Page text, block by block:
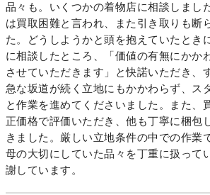
品々も。いくつかの着物店に相談しまし
は買取困難と言われ、また引き取りも断
た。どうしようかと頭を抱えていたとき
に相談したところ、「価値の有無にかか
させていただきます」と快諾いただき、
急な坂道が続く立地にもかかわらず、ス
と作業を進めてくださいました。また、
正価格で評価いただき、他も丁寧に梱包
きました。厳しい立地条件の中での作業
母の大切にしていた品々を丁重に扱って
謝しています。